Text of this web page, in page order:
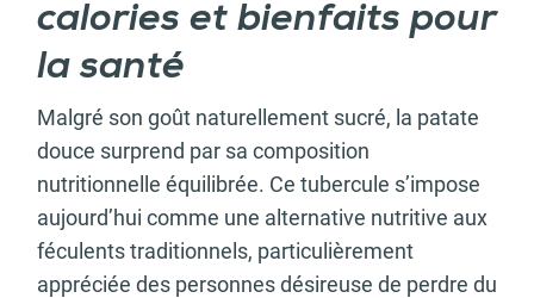
calories et bienfaits pour
la santé
Malgré son goût naturellement sucré, la patate
douce surprend par sa composition
nutritionnelle équilibrée. Ce tubercule s’impose
aujourd’hui comme une alternative nutritive aux
féculents traditionnels, particulièrement
appréciée des personnes désireuse de perdre du